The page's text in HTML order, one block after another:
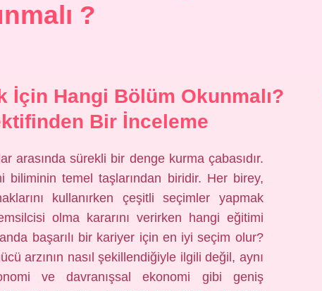
?
İçin Hangi Bölüm Okunmalı?
Bir İnceleme
arasında sürekli bir denge kurma çabasıdır.
temel taşlarından biridir. Her birey,
kullanırken çeşitli seçimler yapmak
olma kararını verirken hangi eğitimi
başarılı bir kariyer için en iyi seçim olur?
arzının nasıl şekillendiğiyle ilgili değil, aynı
ve davranışsal ekonomi gibi geniş